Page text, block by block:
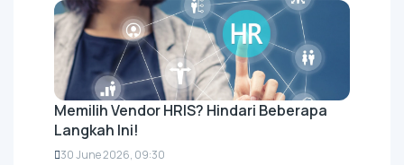
Memilih Vendor HRIS? Hindari Beberapa
Langkah Ini!
30 June 2026, 09:30